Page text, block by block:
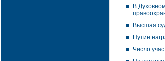
В
Высшая
Путин
Число